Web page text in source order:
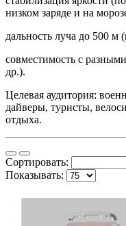
низком заряде и на
дальность луча до 500 м
совместимость с
др.).
Целевая аудитория:
дайверы, туристы,
отдыха.
Сортировать:
Показывать: